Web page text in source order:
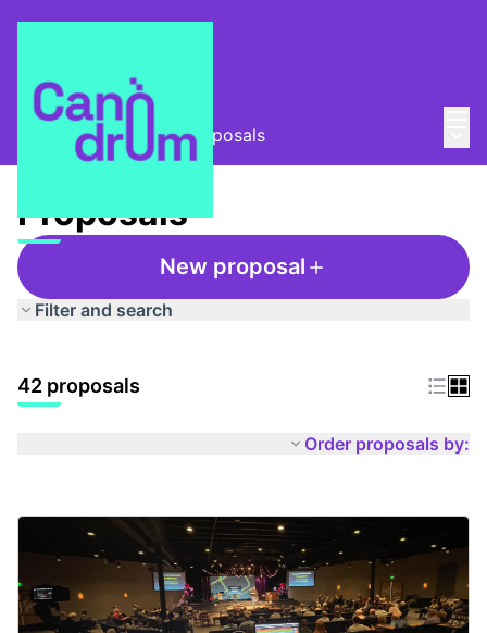
Taula Comunitària / Proposals
Proposals
New proposal
Filter and search
42 proposals
Order proposals by: